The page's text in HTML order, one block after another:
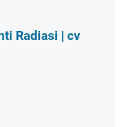
Radiasi | cv